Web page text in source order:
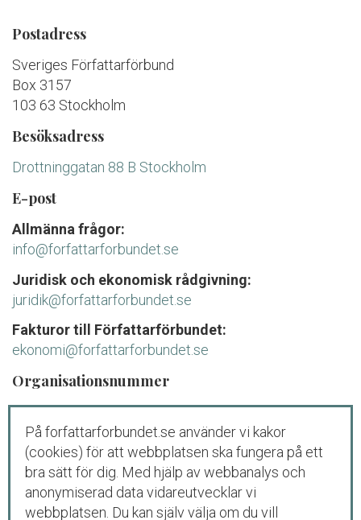
Postadress
Sveriges Författarförbund
Box 3157
103 63 Stockholm
Besöksadress
Drottninggatan 88 B Stockholm
E-post
Allmänna frågor:
info@forfattarforbundet.se
Juridisk och ekonomisk rådgivning:
juridik@forfattarforbundet.se
Fakturor till Författarförbundet:
ekonomi@forfattarforbundet.se
Organisationsnummer
802004-7687
Telefon
Växeln:08-545 132 00
Tisdag-fredag: 09.00-11.00
På forfattarforbundet.se använder vi kakor
(cookies) för att webbplatsen ska fungera på ett
bra sätt för dig. Med hjälp av webbanalys och
anonymiserad data vidareutvecklar vi
webbplatsen. Du kan själv välja om du vill